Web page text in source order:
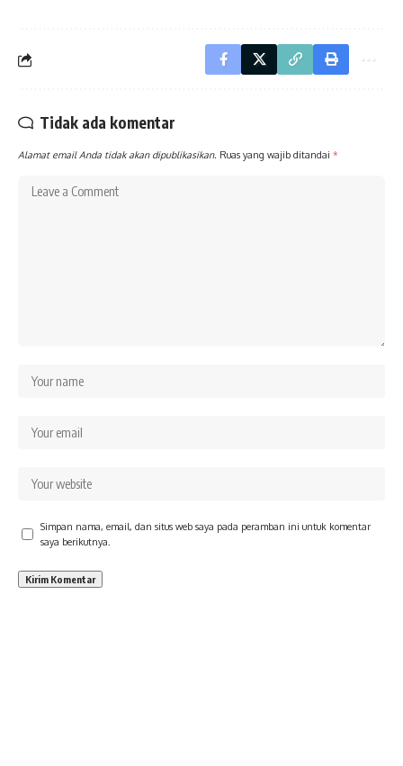
Tidak ada komentar
Alamat email Anda tidak akan dipublikasikan. Ruas yang wajib ditandai *
Simpan nama, email, dan situs web saya pada peramban ini untuk komentar
saya berikutnya.